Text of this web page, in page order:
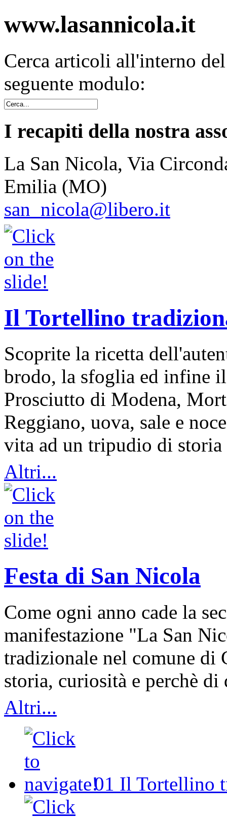
www.lasannicola.it
Cerca articoli all'interno
seguente modulo:
I recapiti della nostra
La San Nicola, Via
Emilia (MO)
san_nicola@libero.it
Il Tortellino
Scoprite la ricetta
brodo, la sfoglia ed infine
Prosciutto di Modena,
Reggiano, uova, sale e
vita ad un tripudio di storia
Altri...
Festa di San Nicola
Come ogni anno cade la
manifestazione "La San
tradizionale nel comune di
storia, curiosità e perchè
Altri...
01 Il Tortellino